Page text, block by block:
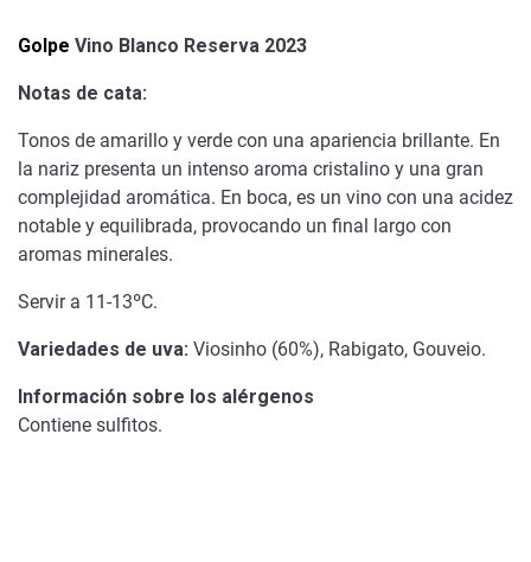
Golpe Vino Blanco Reserva 2023
Notas de cata:
Tonos de amarillo y verde con una apariencia brillante. En
la nariz presenta un intenso aroma cristalino y una gran
complejidad aromática. En boca, es un vino con una acidez
notable y equilibrada, provocando un ﬁnal largo con
aromas minerales.
Servir a 11-13ºC.
Variedades de uva: Viosinho (60%), Rabigato, Gouveio.
Información sobre los alérgenos
Contiene sulfitos.